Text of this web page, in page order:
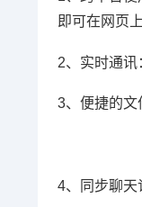
即可在网页
2、实时通讯
3、便捷的文
4、同步聊天